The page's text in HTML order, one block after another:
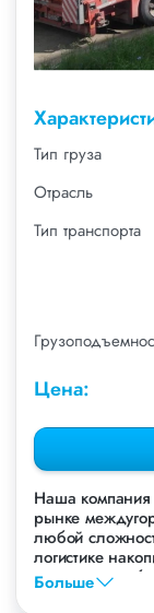
Тип груза
Отрасль
Тип транспорта
Цена:
Наша компания
рынке
любой
логистике
перевезти
Больше